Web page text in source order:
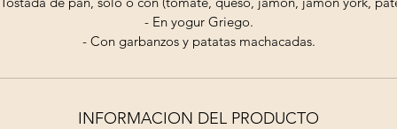
- En yogur Griego.
- Con garbanzos y patatas machacadas.
INFORMACION DEL PRODUCTO